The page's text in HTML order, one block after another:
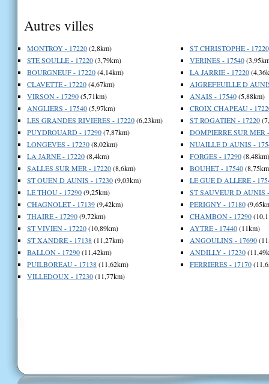
Autres villes
MONTROY - 17220(2,8km)
STE SOULLE - 17220(3,79km)
BOURGNEUF - 17220(4,14km)
CLAVETTE - 17220(4,67km)
VIRSON - 17290(5,71km)
ANGLIERS - 17540(5,97km)
LES GRANDES RIVIERES - 17220(6,23km)
PUYDROUARD - 17290(7,87km)
LONGEVES - 17230(8,02km)
LA JARNE - 17220(8,4km)
SALLES SUR MER - 17220(8,6km)
ST OUEN D AUNIS - 17230(9,03km)
LE THOU - 17290(9,25km)
CHAGNOLET - 17139(9,42km)
THAIRE - 17290(9,72km)
ST VIVIEN - 17220(10,89km)
ST XANDRE - 17138(11,27km)
BALLON - 17290(11,42km)
PUILBOREAU - 17138(11,62km)
VILLEDOUX - 17230(11,77km)
ST CHRISTOPHE - 17220
VERINES - 17540
LA JARRIE - 17220
AIGREFEUILLE D
ANAIS - 17540(5,88km)
CROIX CHAPEAU -
ST ROGATIEN - 17220
DOMPIERRE SUR MER
NUAILLE D AUNIS -
FORGES - 17290(8,48km)
BOUHET - 17540
LE GUE D ALLERE -
ST SAUVEUR D AUNIS
PERIGNY - 17180
CHAMBON - 17290
AYTRE - 17440(11km)
ANGOULINS - 17690
ANDILLY - 17230
FERRIERES - 17170